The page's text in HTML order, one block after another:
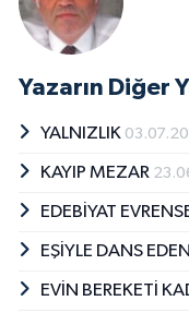
Yazarın Diğer
YALNIZLIK
KAYIP MEZAR
EDEBİYAT
EŞİYLE DANS
EVİN BEREKETİ